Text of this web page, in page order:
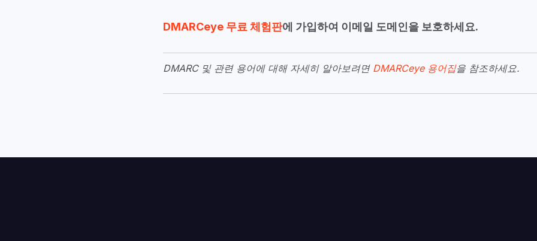
DMARCeye 무료 체험판에 가입하여 이메일 도메인을 보호하세요.
DMARC 및 관련 용어에 대해 자세히 알아보려면 DMARCeye 용어집을 참조하세요.